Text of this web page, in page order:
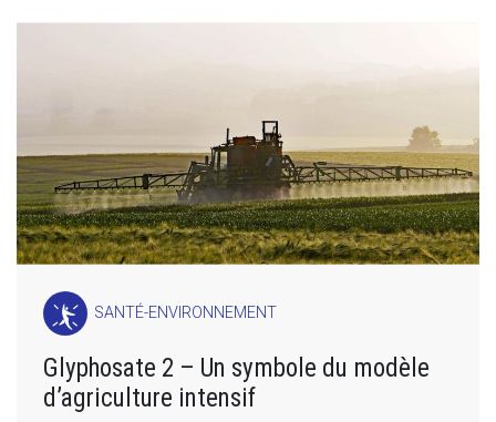
SANTÉ-ENVIRONNEMENT
Glyphosate 2 – Un symbole du modèle
d’agriculture intensif